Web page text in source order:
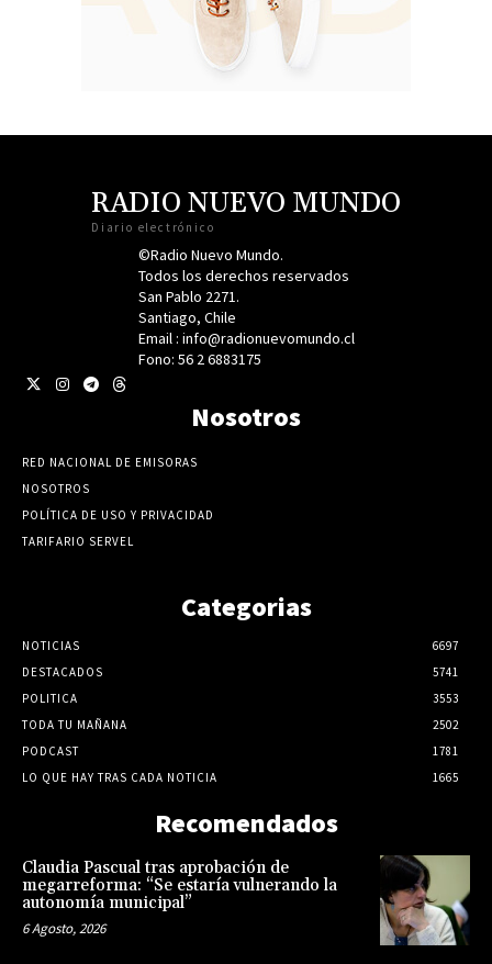
RADIO NUEVO MUNDO
Diario electrónico
©Radio Nuevo Mundo.
Todos los derechos reservados
San Pablo 2271.
Santiago, Chile
Email : info@radionuevomundo.cl
Fono: 56 2 6883175
Nosotros
RED NACIONAL DE EMISORAS
NOSOTROS
POLÍTICA DE USO Y PRIVACIDAD
TARIFARIO SERVEL
Categorias
NOTICIAS
6697
DESTACADOS
5741
POLITICA
3553
TODA TU MAÑANA
2502
PODCAST
1781
LO QUE HAY TRAS CADA NOTICIA
1665
Recomendados
Claudia Pascual tras aprobación de
megarreforma: “Se estaría vulnerando la
autonomía municipal”
6 Agosto, 2026